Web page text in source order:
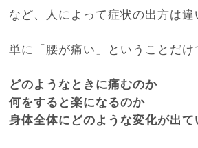
など、人によって症状の出方は違
単に「腰が痛い」ということだけ
どのようなときに痛むのか
何をすると楽になるのか
身体全体にどのような変化が出て